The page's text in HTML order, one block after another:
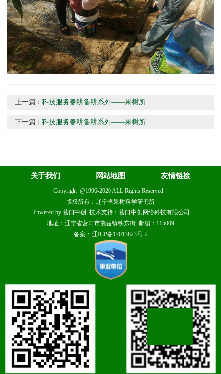
上一篇：科技服务春耕备耕系列——果树所...
下一篇：科技服务春耕备耕系列——果树所...
关于我们 网站地图 友情链接
Copyright @1996-2020 ALL Rights Reserved
版权所有：辽宁省果树科学研究所
Powered by 营口中创 技术支持：营口中创网络科技有限公司
地址：辽宁省营口市熊岳镇铁东街 邮编：115009
备案：辽ICP备17013823号-2